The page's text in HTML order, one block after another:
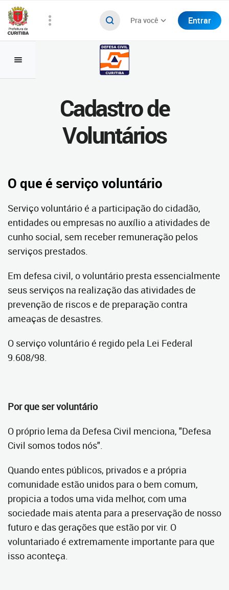
Pra você Entrar
Cadastro de
Voluntários
O que é serviço voluntário
Serviço voluntário é a participação do cidadão,
entidades ou empresas no auxílio a atividades de
cunho social, sem receber remuneração pelos
serviços prestados.
Em defesa civil, o voluntário presta essencialmente
seus serviços na realização das atividades de
prevenção de riscos e de preparação contra
ameaças de desastres.
O serviço voluntário é regido pela Lei Federal
9.608/98.
Por que ser voluntário
O próprio lema da Defesa Civil menciona, "Defesa
Civil somos todos nós".
Quando entes públicos, privados e a própria
comunidade estão unidos para o bem comum,
propicia a todos uma vida melhor, com uma
sociedade mais atenta para a preservação de nosso
futuro e das gerações que estão por vir. O
voluntariado é extremamente importante para que
isso aconteça.